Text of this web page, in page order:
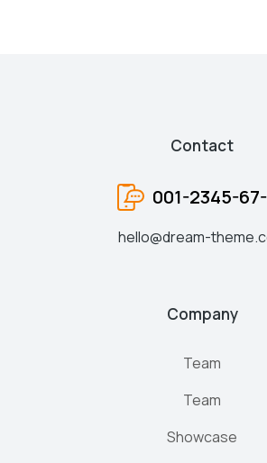
Contact
001-2345-
hello@dream-
Company
Team
Team
Showcase